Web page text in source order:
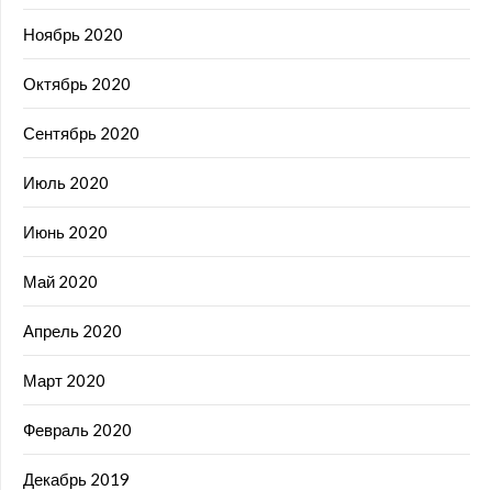
Ноябрь 2020
Октябрь 2020
Сентябрь 2020
Июль 2020
Июнь 2020
Май 2020
Апрель 2020
Март 2020
Февраль 2020
Декабрь 2019